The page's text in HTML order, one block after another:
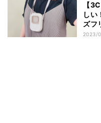
【
しい
ズフ
2023/